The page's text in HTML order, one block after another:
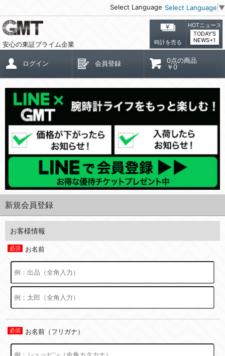
Select Language Select Language ▼
安心の東証プライム企業 時計を売る
HOTニュース
TODAY'S
NEWS+1
ログイン 会員登録
0点の商品
￥0
新規会員登録
お客様情報
お名前
お名前（フリガナ）